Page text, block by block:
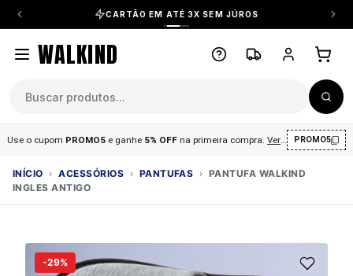
CARTÃO EM ATÉ 3X SEM JÚROS
WALKIND
Use o cupom PROMO5 e ganhe 5% OFF na primeira compra Ver condições .
PROMO5
INÍCIO › ACESSÓRIOS › PANTUFAS › PANTUFA WALKIND
INGLES ANTIGO
-29%